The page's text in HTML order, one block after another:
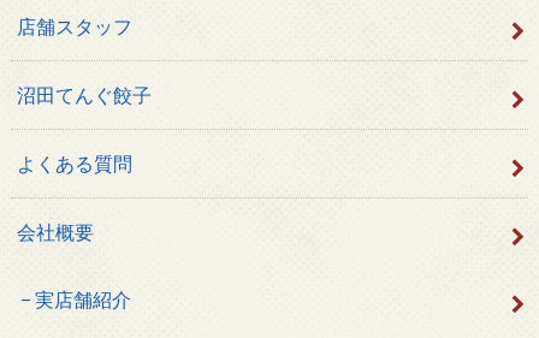
店舗スタッフ
沼田てんぐ餃子
よくある質問
会社概要
実店舗紹介